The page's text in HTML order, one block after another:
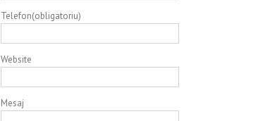
Telefon(obligatoriu)
Website
Mesaj